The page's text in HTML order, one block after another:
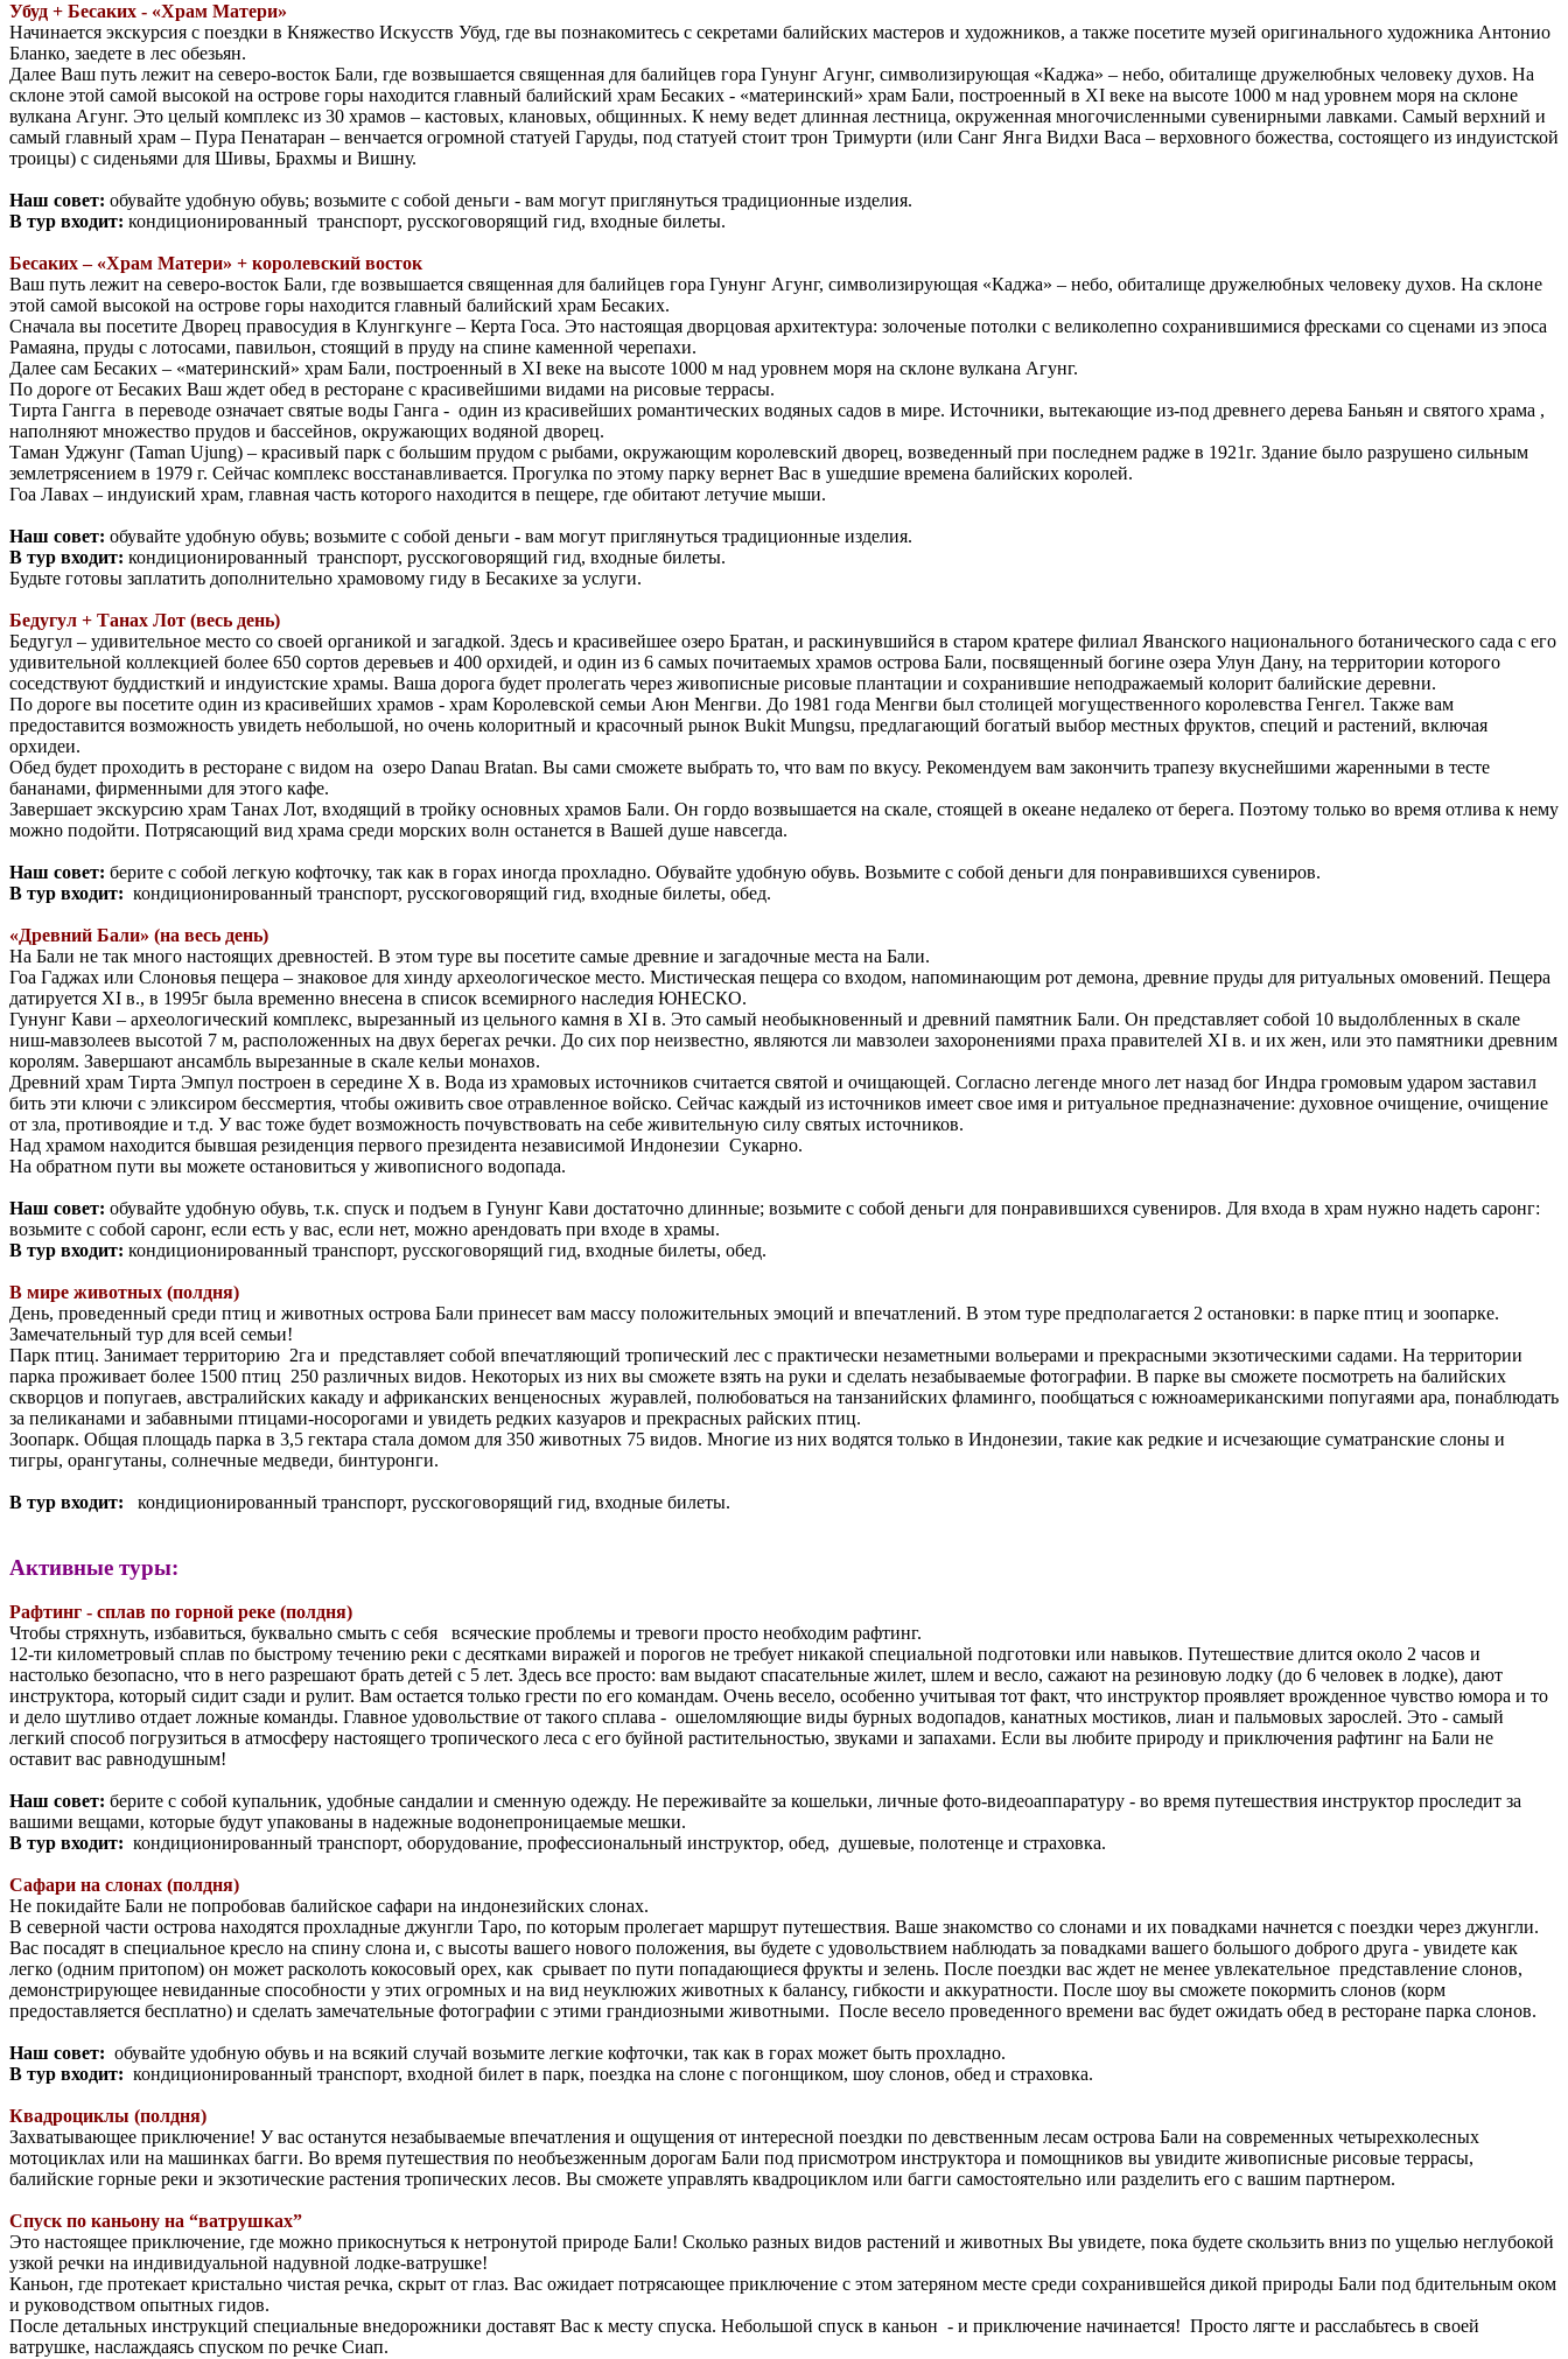
Убуд + Бесаких - «Храм Матери»
Начинается экскурсия с поездки в Княжество Искусств Убуд, где вы познакомитесь с секретами балийских мастеров и художников, а также посетите музей оригинального художника Антонио
Бланко, заедете в лес обезьян.
Далее Ваш путь лежит на северо-восток Бали, где возвышается священная для балийцев гора Гунунг Агунг, символизирующая «Каджа» – небо, обиталище дружелюбных человеку духов. На
склоне этой самой высокой на острове горы находится главный балийский храм Бесаких - «материнский» храм Бали, построенный в XI веке на высоте 1000 м над уровнем моря на склоне
вулкана Агунг. Это целый комплекс из 30 храмов – кастовых, клановых, общинных. К нему ведет длинная лестница, окруженная многочисленными сувенирными лавками. Самый верхний и
самый главный храм – Пура Пенатаран – венчается огромной статуей Гаруды, под статуей стоит трон Тримурти (или Санг Янга Видхи Васа – верховного божества, состоящего из индуистской
троицы) с сиденьями для Шивы, Брахмы и Вишну.
Наш совет: обувайте удобную обувь; возьмите с собой деньги - вам могут приглянуться традиционные изделия.
В тур входит: кондиционированный транспорт, русскоговорящий гид, входные билеты.
Бесаких – «Храм Матери» + королевский восток
Ваш путь лежит на северо-восток Бали, где возвышается священная для балийцев гора Гунунг Агунг, символизирующая «Каджа» – небо, обиталище дружелюбных человеку духов. На склоне
этой самой высокой на острове горы находится главный балийский храм Бесаких.
Сначала вы посетите Дворец правосудия в Клунгкунге – Керта Госа. Это настоящая дворцовая архитектура: золоченые потолки с великолепно сохранившимися фресками со сценами из эпоса
Рамаяна, пруды с лотосами, павильон, стоящий в пруду на спине каменной черепахи.
Далее сам Бесаких – «материнский» храм Бали, построенный в XI веке на высоте 1000 м над уровнем моря на склоне вулкана Агунг.
По дороге от Бесаких Ваш ждет обед в ресторане с красивейшими видами на рисовые террасы.
Тирта Гангга в переводе означает святые воды Ганга - один из красивейших романтических водяных садов в мире. Источники, вытекающие из-под древнего дерева Баньян и святого храма ,
наполняют множество прудов и бассейнов, окружающих водяной дворец.
Таман Уджунг (Taman Ujung) – красивый парк с большим прудом с рыбами, окружающим королевский дворец, возведенный при последнем радже в 1921г. Здание было разрушено сильным
землетрясением в 1979 г. Сейчас комплекс восстанавливается. Прогулка по этому парку вернет Вас в ушедшие времена балийских королей.
Гоа Лавах – индуиский храм, главная часть которого находится в пещере, где обитают летучие мыши.
Наш совет: обувайте удобную обувь; возьмите с собой деньги - вам могут приглянуться традиционные изделия.
В тур входит: кондиционированный транспорт, русскоговорящий гид, входные билеты.
Будьте готовы заплатить дополнительно храмовому гиду в Бесакихе за услуги.
Бедугул + Танах Лот (весь день)
Бедугул – удивительное место со своей органикой и загадкой. Здесь и красивейшее озеро Братан, и раскинувшийся в старом кратере филиал Яванского национального ботанического сада с его
удивительной коллекцией более 650 сортов деревьев и 400 орхидей, и один из 6 самых почитаемых храмов острова Бали, посвященный богине озера Улун Дану, на территории которого
соседствуют буддисткий и индуистские храмы. Ваша дорога будет пролегать через живописные рисовые плантации и сохранившие неподражаемый колорит балийские деревни.
По дороге вы посетите один из красивейших храмов - храм Королевской семьи Аюн Менгви. До 1981 года Менгви был столицей могущественного королевства Генгел. Также вам
предоставится возможность увидеть небольшой, но очень колоритный и красочный рынок Bukit Mungsu, предлагающий богатый выбор местных фруктов, специй и растений, включая
орхидеи.
Обед будет проходить в ресторане с видом на озеро Danau Bratan. Вы сами сможете выбрать то, что вам по вкусу. Рекомендуем вам закончить трапезу вкуснейшими жаренными в тесте
бананами, фирменными для этого кафе.
Завершает экскурсию храм Танах Лот, входящий в тройку основных храмов Бали. Он гордо возвышается на скале, стоящей в океане недалеко от берега. Поэтому только во время отлива к нему
можно подойти. Потрясающий вид храма среди морских волн останется в Вашей душе навсегда.
Наш совет: берите с собой легкую кофточку, так как в горах иногда прохладно. Обувайте удобную обувь. Возьмите с собой деньги для понравившихся сувениров.
В тур входит: кондиционированный транспорт, русскоговорящий гид, входные билеты, обед.
«Древний Бали» (на весь день)
На Бали не так много настоящих древностей. В этом туре вы посетите самые древние и загадочные места на Бали.
Гоа Гаджах или Слоновья пещера – знаковое для хинду археологическое место. Мистическая пещера со входом, напоминающим рот демона, древние пруды для ритуальных омовений. Пещера
датируется XI в., в 1995г была временно внесена в список всемирного наследия ЮНЕСКО.
Гунунг Кави – археологический комплекс, вырезанный из цельного камня в XI в. Это самый необыкновенный и древний памятник Бали. Он представляет собой 10 выдолбленных в скале
ниш-мавзолеев высотой 7 м, расположенных на двух берегах речки. До сих пор неизвестно, являются ли мавзолеи захоронениями праха правителей XI в. и их жен, или это памятники древним
королям. Завершают ансамбль вырезанные в скале кельи монахов.
Древний храм Тирта Эмпул построен в середине Х в. Вода из храмовых источников считается святой и очищающей. Согласно легенде много лет назад бог Индра громовым ударом заставил
бить эти ключи с эликсиром бессмертия, чтобы оживить свое отравленное войско. Сейчас каждый из источников имеет свое имя и ритуальное предназначение: духовное очищение, очищение
от зла, противоядие и т.д. У вас тоже будет возможность почувствовать на себе живительную силу святых источников.
Над храмом находится бывшая резиденция первого президента независимой Индонезии Сукарно.
На обратном пути вы можете остановиться у живописного водопада.
Наш совет: обувайте удобную обувь, т.к. спуск и подъем в Гунунг Кави достаточно длинные; возьмите с собой деньги для понравившихся сувениров. Для входа в храм нужно надеть саронг:
возьмите с собой саронг, если есть у вас, если нет, можно арендовать при входе в храмы.
В тур входит: кондиционированный транспорт, русскоговорящий гид, входные билеты, обед.
В мире животных (полдня)
День, проведенный среди птиц и животных острова Бали принесет вам массу положительных эмоций и впечатлений. В этом туре предполагается 2 остановки: в парке птиц и зоопарке.
Замечательный тур для всей семьи!
Парк птиц. Занимает территорию 2га и представляет собой впечатляющий тропический лес с практически незаметными вольерами и прекрасными экзотическими садами. На территории
парка проживает более 1500 птиц 250 различных видов. Некоторых из них вы сможете взять на руки и сделать незабываемые фотографии. В парке вы сможете посмотреть на балийских
скворцов и попугаев, австралийских какаду и африканских венценосных журавлей, полюбоваться на танзанийских фламинго, пообщаться с южноамериканскими попугаями ара, понаблюдать
за пеликанами и забавными птицами-носорогами и увидеть редких казуаров и прекрасных райских птиц.
Зоопарк. Общая площадь парка в 3,5 гектара стала домом для 350 животных 75 видов. Многие из них водятся только в Индонезии, такие как редкие и исчезающие суматранские слоны и
тигры, орангутаны, солнечные медведи, бинтуронги.
В тур входит: кондиционированный транспорт, русскоговорящий гид, входные билеты.
Активные туры:
Рафтинг - сплав по горной реке (полдня)
Чтобы стряхнуть, избавиться, буквально смыть с себя всяческие проблемы и тревоги просто необходим рафтинг.
12-ти километровый сплав по быстрому течению реки с десятками виражей и порогов не требует никакой специальной подготовки или навыков. Путешествие длится около 2 часов и
настолько безопасно, что в него разрешают брать детей с 5 лет. Здесь все просто: вам выдают спасательные жилет, шлем и весло, сажают на резиновую лодку (до 6 человек в лодке), дают
инструктора, который сидит сзади и рулит. Вам остается только грести по его командам. Очень весело, особенно учитывая тот факт, что инструктор проявляет врожденное чувство юмора и то
и дело шутливо отдает ложные команды. Главное удовольствие от такого сплава - ошеломляющие виды бурных водопадов, канатных мостиков, лиан и пальмовых зарослей. Это - самый
легкий способ погрузиться в атмосферу настоящего тропического леса с его буйной растительностью, звуками и запахами. Если вы любите природу и приключения рафтинг на Бали не
оставит вас равнодушным!
Наш совет: берите с собой купальник, удобные сандалии и сменную одежду. Не переживайте за кошельки, личные фото-видеоаппаратуру - во время путешествия инструктор проследит за
вашими вещами, которые будут упакованы в надежные водонепроницаемые мешки.
В тур входит: кондиционированный транспорт, оборудование, профессиональный инструктор, обед, душевые, полотенце и страховка.
Сафари на слонах (полдня)
Не покидайте Бали не попробовав балийское сафари на индонезийских слонах.
В северной части острова находятся прохладные джунгли Таро, по которым пролегает маршрут путешествия. Ваше знакомство со слонами и их повадками начнется с поездки через джунгли.
Вас посадят в специальное кресло на спину слона и, с высоты вашего нового положения, вы будете с удовольствием наблюдать за повадками вашего большого доброго друга - увидете как
легко (одним притопом) он может расколоть кокосовый орех, как срывает по пути попадающиеся фрукты и зелень. После поездки вас ждет не менее увлекательное представление слонов,
демонстрирующее невиданные способности у этих огромных и на вид неуклюжих животных к балансу, гибкости и аккуратности. После шоу вы сможете покормить слонов (корм
предоставляется бесплатно) и сделать замечательные фотографии с этими грандиозными животными. После весело проведенного времени вас будет ожидать обед в ресторане парка слонов.
Наш совет: обувайте удобную обувь и на всякий случай возьмите легкие кофточки, так как в горах может быть прохладно.
В тур входит: кондиционированный транспорт, входной билет в парк, поездка на слоне с погонщиком, шоу слонов, обед и страховка.
Квадроциклы (полдня)
Захватывающее приключение! У вас останутся незабываемые впечатления и ощущения от интересной поездки по девственным лесам острова Бали на современных четырехколесных
мотоциклах или на машинках багги. Во время путешествия по необъезженным дорогам Бали под присмотром инструктора и помощников вы увидите живописные рисовые террасы,
балийские горные реки и экзотические растения тропических лесов. Вы сможете управлять квадроциклом или багги самостоятельно или разделить его с вашим партнером.
Cпуск по каньону на “ватрушках”
Это настоящее приключение, где можно прикоснуться к нетронутой природе Бали! Сколько разных видов растений и животных Вы увидете, пока будете скользить вниз по ущелью неглубокой
узкой речки на индивидуальной надувной лодке-ватрушке!
Каньон, где протекает кристально чистая речка, скрыт от глаз. Вас ожидает потрясающее приключение с этом затеряном месте среди сохранившейся дикой природы Бали под бдительным оком
и руководством опытных гидов.
После детальных инструкций специальные внедорожники доставят Вас к месту спуска. Небольшой спуск в каньон - и приключение начинается! Просто лягте и расслабьтесь в своей
ватрушке, наслаждаясь спуском по речке Сиап.